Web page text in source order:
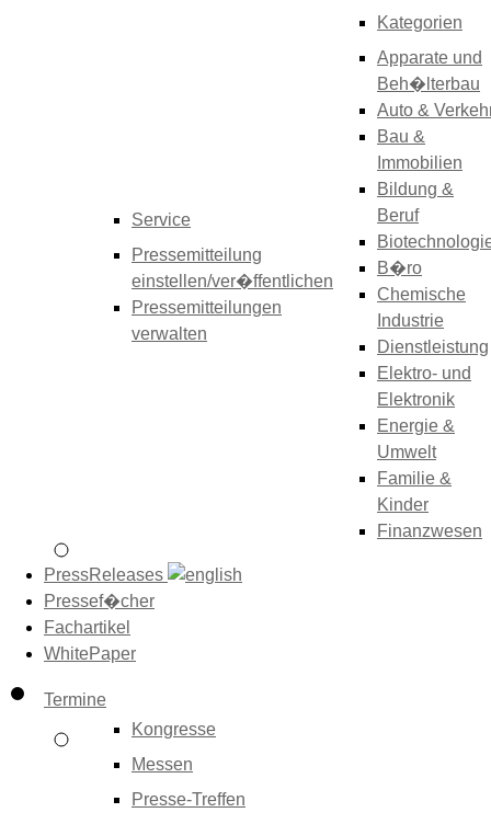
Service
Pressemitteilung
einstellen/ver�ffentlichen
Pressemitteilungen
verwalten
Kategorien
Apparate und
Beh�lterbau
Auto &
Bau &
Immobilien
Bildung &
Beruf
B�ro
Chemische
Industrie
Dienstleistung
Elektro- und
Elektronik
Energie &
Umwelt
Familie &
Kinder
Finanzwesen
PressReleases
Pressef�cher
Fachartikel
WhitePaper
Termine
Kongresse
Messen
Presse-Treffen